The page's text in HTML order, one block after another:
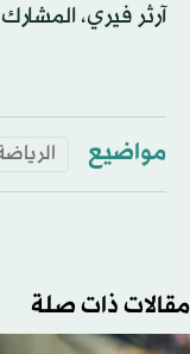
آرثر فيري، المشارك
مواضيع
مقالات ذات صلة